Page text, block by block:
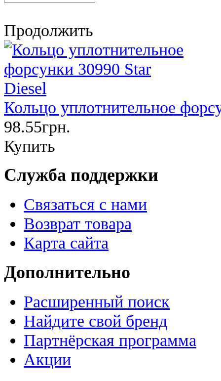
Продолжить
Кольцо уплотнительное
98.55грн.
Купить
Служба поддержки
Связаться с нами
Возврат товара
Карта сайта
Дополнительно
Расширенный поиск
Найдите свой бренд
Партнёрская программа
Акции